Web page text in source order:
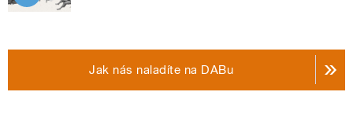
Jak nás naladíte na DABu